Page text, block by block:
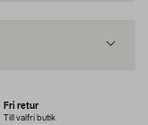
Fri retur
Till valfri butik